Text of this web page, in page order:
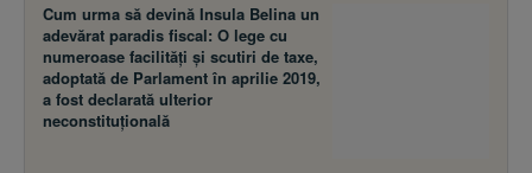
Cum urma să devină Insula Belina un
adevărat paradis fiscal: O lege cu
numeroase facilităţi şi scutiri de taxe,
adoptată de Parlament în aprilie 2019,
a fost declarată ulterior
neconstituţională